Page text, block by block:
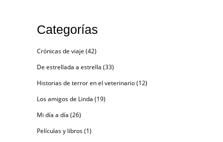
Categorías
Crónicas de viaje (42)
De estrellada a estrella (33)
Historias de terror en el veterinario(12)
Los amigos de Linda (19)
Mi día a día (26)
Películas y libros(1)